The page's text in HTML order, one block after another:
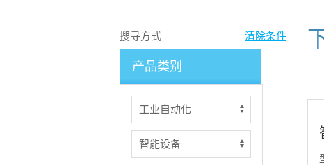
智慧能源解决方案
视讯与监控解决方案
电动车充电解决方案
风扇与散热管理
交通
自动化
工业自动化
楼宇自动化
搜寻方式 清除条件
产品类别